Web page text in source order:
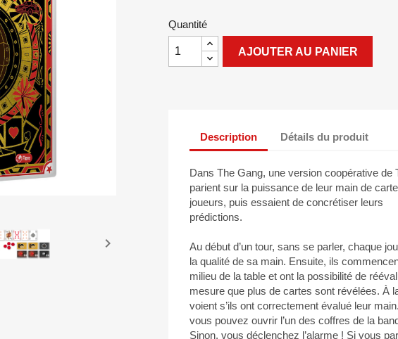

Quantité
AJOUTER AU PANIER
Description Détails du produit
Dans The Gang, une version coopérative de
parient sur la puissance de leur main de
joueurs, puis essaient de concrétiser leurs
prédictions.
Au début d’un tour, sans se parler, chaque
la qualité de sa main. Ensuite, ils
milieu de la table et ont la possibilité de
mesure que plus de cartes sont révélées. À
voient s’ils ont correctement évalué leur
vous pouvez ouvrir l’un des coffres de la
Sinon, vous déclenchez l’alarme ! Si vous